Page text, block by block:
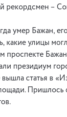
рекордсмен –
умер Бажан,
какие улицы
проспекте
президиум
статья в
Пришлось